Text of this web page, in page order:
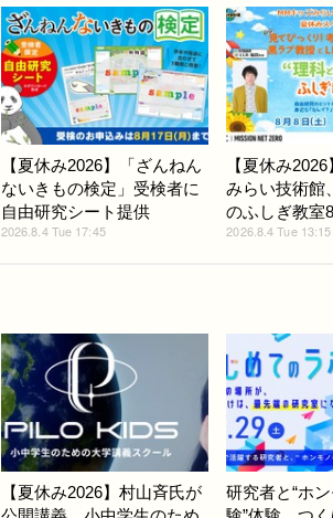
【夏休み2026】「ざんねん
ないきもの検定」受検者に
自由研究シート提供
2026.8.4 Tue 17:45
【夏休み
みらい技術館
のふしぎ教室
2026.8.4 Tue 13:15
【夏休み2026】村山斉氏が
研究者と“ホ